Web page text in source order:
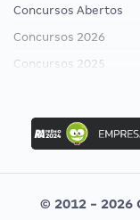
Concursos Abertos
Concursos 2026
Concursos 2025
Concurso Ibama
Concurso MPU
Editais publicados
© 2012 - 2026